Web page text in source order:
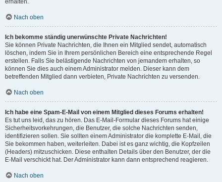
erhalten.
Nach oben
Ich bekomme ständig unerwünschte Private Nachrichten!
Sie können Private Nachrichten, die Ihnen ein Mitglied sendet, automatisch
löschen, indem Sie in Ihrem persönlichen Bereich eine entsprechende Regel
erstellen. Falls Sie belästigende Nachrichten von jemandem erhalten, so
können Sie dies auch einem Administrator melden. Dieser kann dem
betreffenden Mitglied dann verbieten, Private Nachrichten zu versenden.
Nach oben
Ich habe eine Spam-E-Mail von einem Mitglied dieses Forums erhalten!
Es tut uns leid, das zu hören. Das E-Mail-Formular dieses Forums hat einige
Sicherheitsvorkehrungen, die Benutzer, die solche Nachrichten senden,
identifizieren sollen. Sie sollten einem Administrator die komplette E-Mail, die
Sie bekommen haben, weiterleiten. Dabei ist es ganz wichtig, die Kopfzeilen
(Headers) mitzuschicken. Diese enthalten Details über den Benutzer, der die
E-Mail verschickt hat. Der Administrator kann dann entsprechend reagieren.
Nach oben